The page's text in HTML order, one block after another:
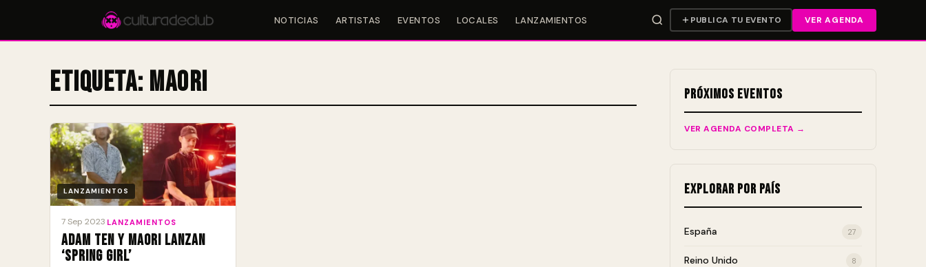
NOTICIAS ARTISTAS EVENTOS LOCALES LANZAMIENTOS PUBLICA TU EVENTO VER AGENDA
Accesos rápidos:
Etiqueta: Maori
LANZAMIENTOS
7 Sep 2023 LANZAMIENTOS
Adam Ten y Maori lanzan
‘Spring Girl’
Próximos Eventos
VER AGENDA COMPLETA →
Explorar por País
España 27
Reino Unido 8